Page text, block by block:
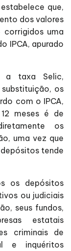
que,
dos valores
uma
IPCA, apurado
a taxa Selic,
os
com o IPCA,
meses é de
os
uma vez que
tende
os depósitos
ou judiciais
seus fundos,
estatais
criminais de
e inquéritos